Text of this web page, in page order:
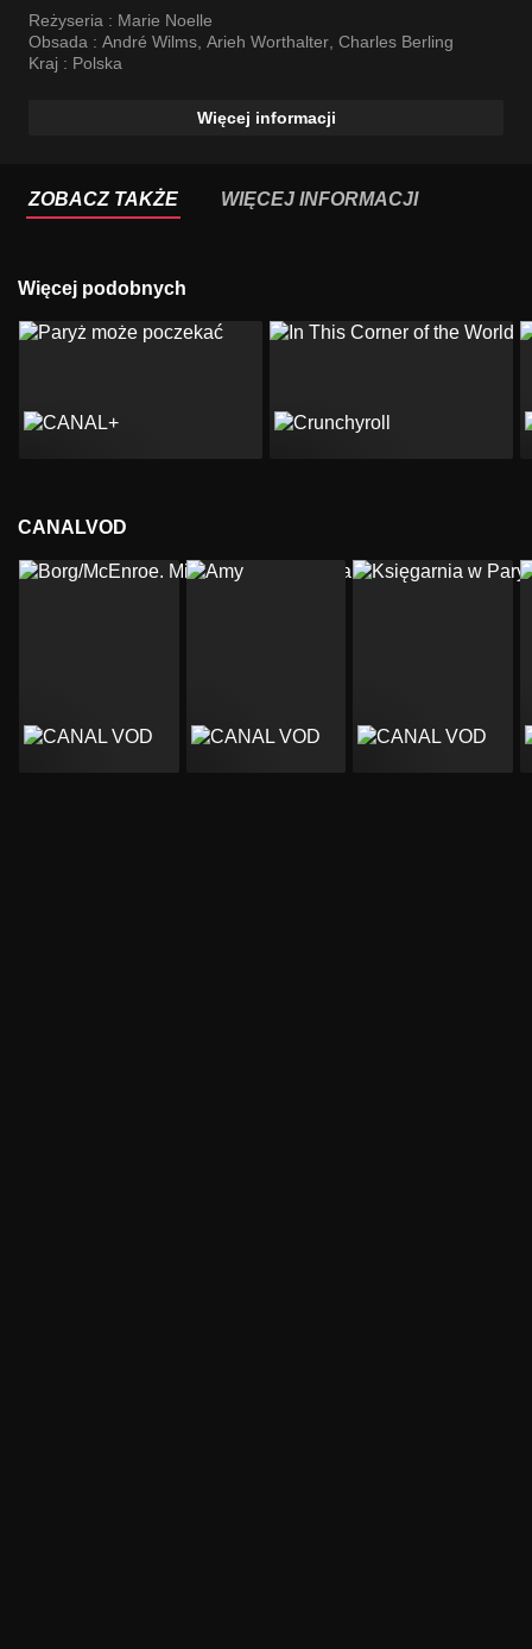
Reżyseria : Marie Noelle
Obsada : André Wilms, Arieh Worthalter, Charles Berling
Kraj : Polska
Więcej informacji
ZOBACZ TAKŻE WIĘCEJ INFORMACJI
Więcej podobnych
CANALVOD